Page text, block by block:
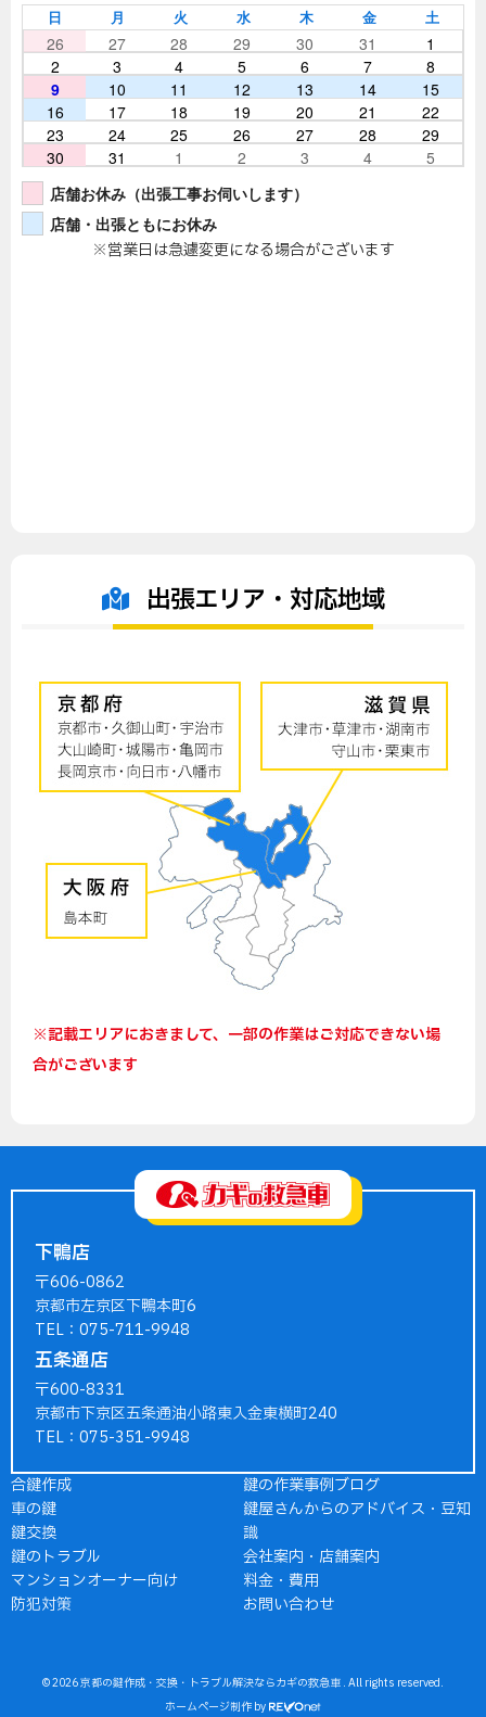
日 月 火 水 木 金 土
26 27 28 29 30 31
1
2
3 4 5 6 7
8
9
10 11 12 13 14
15
16
17 18 19 20 21
22
23
24 25 26 27 28
29
30
31 1 2 3 4
5
店舗お休み（出張工事お伺いします）
店舗・出張ともにお休み
※営業日は急遽変更になる場合がございます
出張エリア・対応地域
※記載エリアにおきまして、一部の作業はご対応できない場
合がございます
下鴨店
〒606-0862
京都市左京区下鴨本町6
TEL：075-711-9948
五条通店
〒600-8331
京都市下京区五条通油小路東入金東横町240
TEL：075-351-9948
合鍵作成
車の鍵
鍵交換
鍵のトラブル
マンションオーナー向け
防犯対策
鍵の作業事例ブログ
鍵屋さんからのアドバイス・豆知
識
会社案内・店舗案内
料金・費用
お問い合わせ
© 2026京都の鍵作成・交換・トラブル解決ならカギの救急車 . All rights reserved.
ホームページ制作by